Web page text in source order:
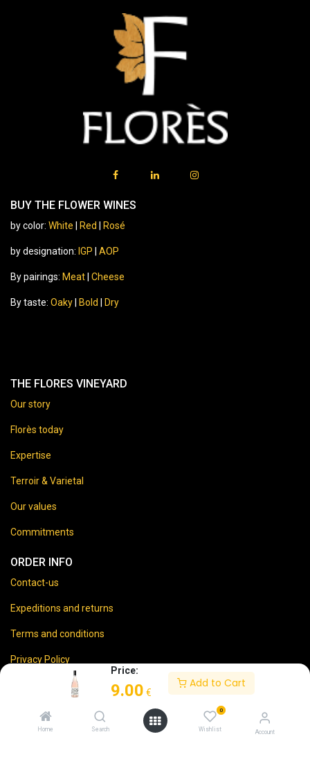
Price:
9.00 €
Add to Cart
Home Search
0
Wishlist Account
BUY THE FLOWER WINES
by color: White Red Rosé
by designation: IGP AOP
By pairings: Meat Cheese
By taste: Oaky Bold Dry
THE FLORES VINEYARD
Our story
Florès today
Expertise
Terroir & Varietal
Our values
Commitments
ORDER INFO
Contact-us
Expeditions and returns
Terms and conditions
Privacy Policy
Legal disclaimer